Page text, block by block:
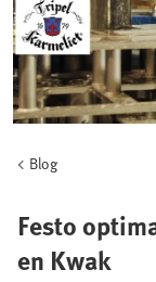
Blog
Festo
en Kwak